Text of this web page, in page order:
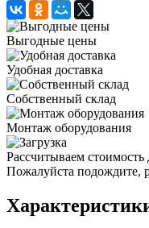
Выгодные цены
Удобная доставка
Собственный склад
Монтаж оборудования
Рассчитываем стоимость
Пожалуйста подождите,